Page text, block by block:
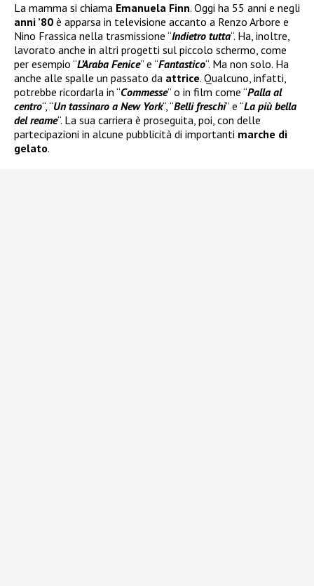
La mamma si chiama Emanuela Finn. Oggi ha 55 anni e negli
anni ’80 è apparsa in televisione accanto a Renzo Arbore e
Nino Frassica nella trasmissione “Indietro tutta“. Ha, inoltre,
lavorato anche in altri progetti sul piccolo schermo, come
per esempio “L’Araba Fenice” e “Fantastico“. Ma non solo. Ha
anche alle spalle un passato da attrice. Qualcuno, infatti,
potrebbe ricordarla in “Commesse” o in film come “Palla al
centro“, “Un tassinaro a New York“, “Belli freschi” e “La più bella
del reame“. La sua carriera è proseguita, poi, con delle
partecipazioni in alcune pubblicità di importanti marche di
gelato.